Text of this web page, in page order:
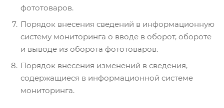
фототоваров.
Порядок внесения сведений в информационную
систему мониторинга о вводе в оборот, обороте
и выводе из оборота фототоваров.
Порядок внесения изменений в сведения,
содержащиеся в информационной системе
мониторинга.